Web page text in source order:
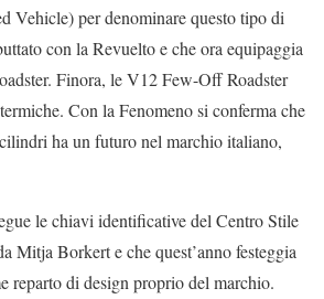
Vehicle) per denominare questo tipo di
con la Revuelto e che ora equipaggia
Finora, le V12 Few-Off Roadster
Con la Fenomeno si conferma che
ha un futuro nel marchio italiano,
le chiavi identificative del Centro Stile
Mitja Borkert e che quest’anno festeggia
reparto di design proprio del marchio.